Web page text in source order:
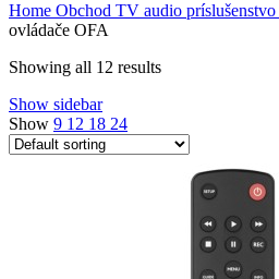
Home Obchod TV audio príslušenstvo
ovládače OFA
Showing all 12 results
Show sidebar
Show 9 12 18 24